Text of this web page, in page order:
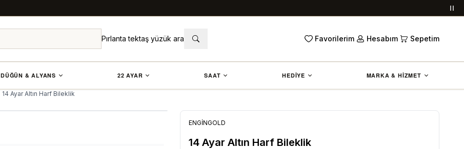
Pırlanta tektaş yüzük ara Favorilerim Hesabım Sepetim
DÜĞÜN & ALYANS 22 AYAR SAAT HEDİYE MARKA & HİZMET
14 Ayar Altın Harf Bileklik
ENGİNGOLD
14 Ayar Altın Harf Bileklik